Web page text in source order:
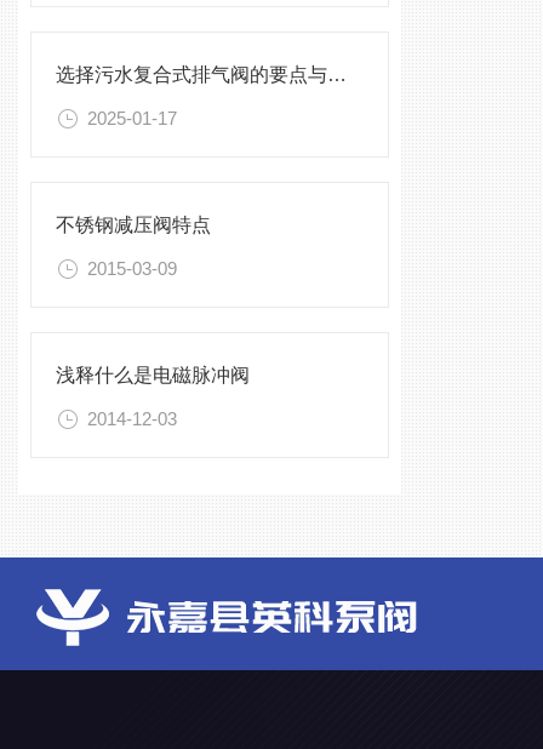
选择污水复合式排气阀的要点与建议
2025-01-17
不锈钢减压阀特点
2015-03-09
浅释什么是电磁脉冲阀
2014-12-03